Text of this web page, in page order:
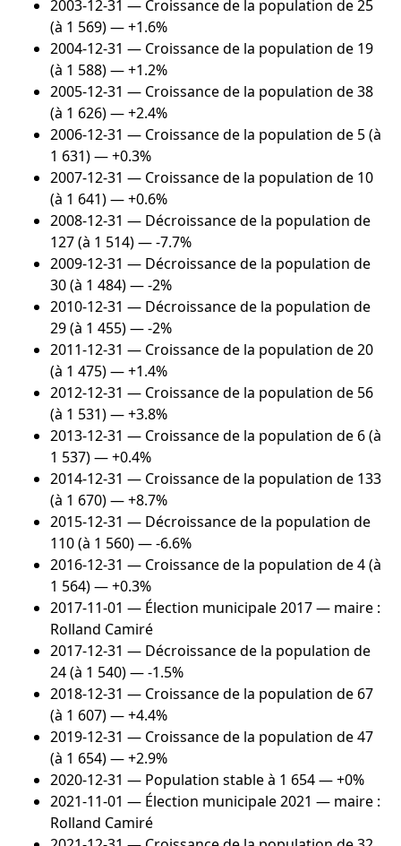
2003-12-31 — Croissance de la population de 25
(à 1 569) — +1.6%
2004-12-31 — Croissance de la population de 19
(à 1 588) — +1.2%
2005-12-31 — Croissance de la population de 38
(à 1 626) — +2.4%
2006-12-31 — Croissance de la population de 5 (à
1 631) — +0.3%
2007-12-31 — Croissance de la population de 10
(à 1 641) — +0.6%
2008-12-31 — Décroissance de la population de
127 (à 1 514) — -7.7%
2009-12-31 — Décroissance de la population de
30 (à 1 484) — -2%
2010-12-31 — Décroissance de la population de
29 (à 1 455) — -2%
2011-12-31 — Croissance de la population de 20
(à 1 475) — +1.4%
2012-12-31 — Croissance de la population de 56
(à 1 531) — +3.8%
2013-12-31 — Croissance de la population de 6 (à
1 537) — +0.4%
2014-12-31 — Croissance de la population de 133
(à 1 670) — +8.7%
2015-12-31 — Décroissance de la population de
110 (à 1 560) — -6.6%
2016-12-31 — Croissance de la population de 4 (à
1 564) — +0.3%
2017-11-01 — Élection municipale 2017 — maire :
Rolland Camiré
2017-12-31 — Décroissance de la population de
24 (à 1 540) — -1.5%
2018-12-31 — Croissance de la population de 67
(à 1 607) — +4.4%
2019-12-31 — Croissance de la population de 47
(à 1 654) — +2.9%
2020-12-31 — Population stable à 1 654 — +0%
2021-11-01 — Élection municipale 2021 — maire :
Rolland Camiré